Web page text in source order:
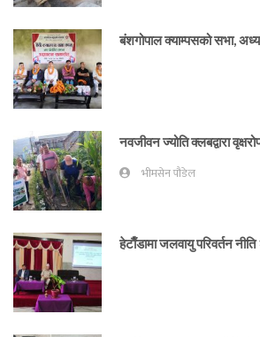
बंशगोपाल क्याम्पसको सभा,
नवजीवन ज्योति क्लबद्वारा
भीमसेन पौडेल
हेटाैँडामा जलवायु परिवर्तन